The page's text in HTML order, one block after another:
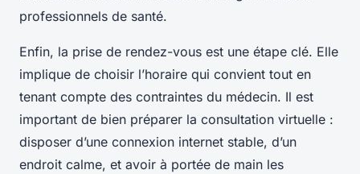
professionnels de santé.
Enfin, la prise de rendez-vous est une étape clé. Elle
implique de choisir l’horaire qui convient tout en
tenant compte des contraintes du médecin. Il est
important de bien préparer la consultation virtuelle :
disposer d’une connexion internet stable, d’un
endroit calme, et avoir à portée de main les